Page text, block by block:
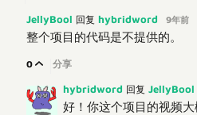
JellyBool 回复 hybridword 9年前
整个项目的代码是不提供的。
0 分享
hybridword 回复 JellyBool
好！你这个项目的视频